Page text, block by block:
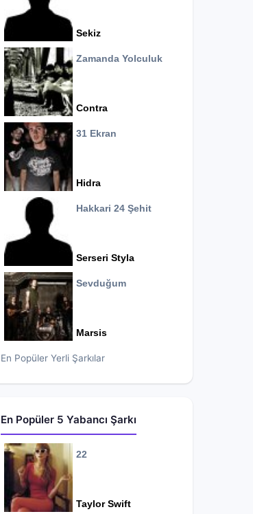
Sekiz
Zamanda Yolculuk
Contra
31 Ekran
Hidra
Hakkari 24 Şehit
Serseri Styla
Sevduğum
Marsis
En Popüler Yerli Şarkılar
En Popüler 5 Yabancı Şarkı
22
Taylor Swift